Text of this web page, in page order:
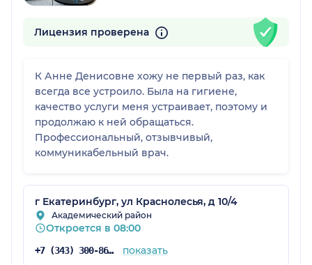
Лицензия проверена
К Анне Денисовне хожу не первый раз, как
всегда все устроило. Была на гигиене,
качество услуги меня устраивает, поэтому и
продолжаю к ней обращаться.
Профессиональный, отзывчивый,
коммуникабельный врач.
г Екатеринбург, ул Краснолесья, д 10/4
Академический район
Откроется в 08:00
+7 (343) 300-86-92 показать